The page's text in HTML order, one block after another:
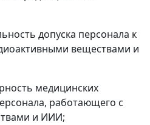
допуска персонала к
веществами и
медицинских
работающего с
и ИИИ;